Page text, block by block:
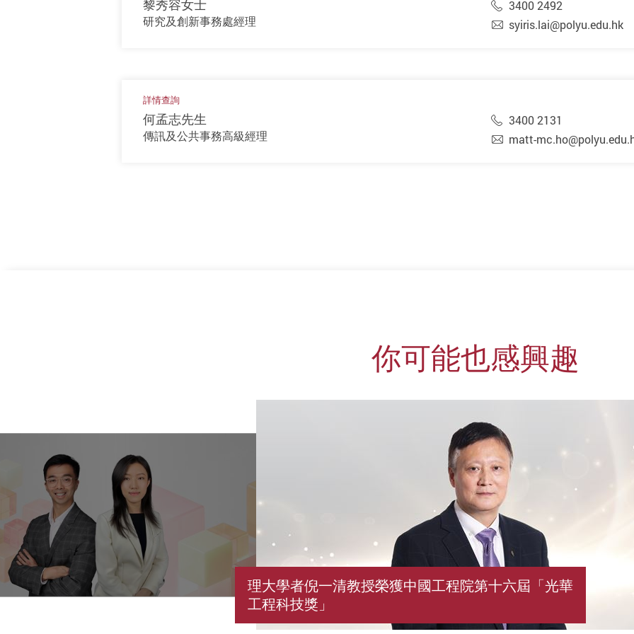
黎秀容女士
研究及創新事務處經理
3400 2492
syiris.lai@polyu.edu.hk
詳情查詢
何孟志先生
傳訊及公共事務高級經理
3400 2131
matt-
你可能也感興趣
理大學者倪一清教授榮獲中國工程院第十六屆「光華
工程科技獎」